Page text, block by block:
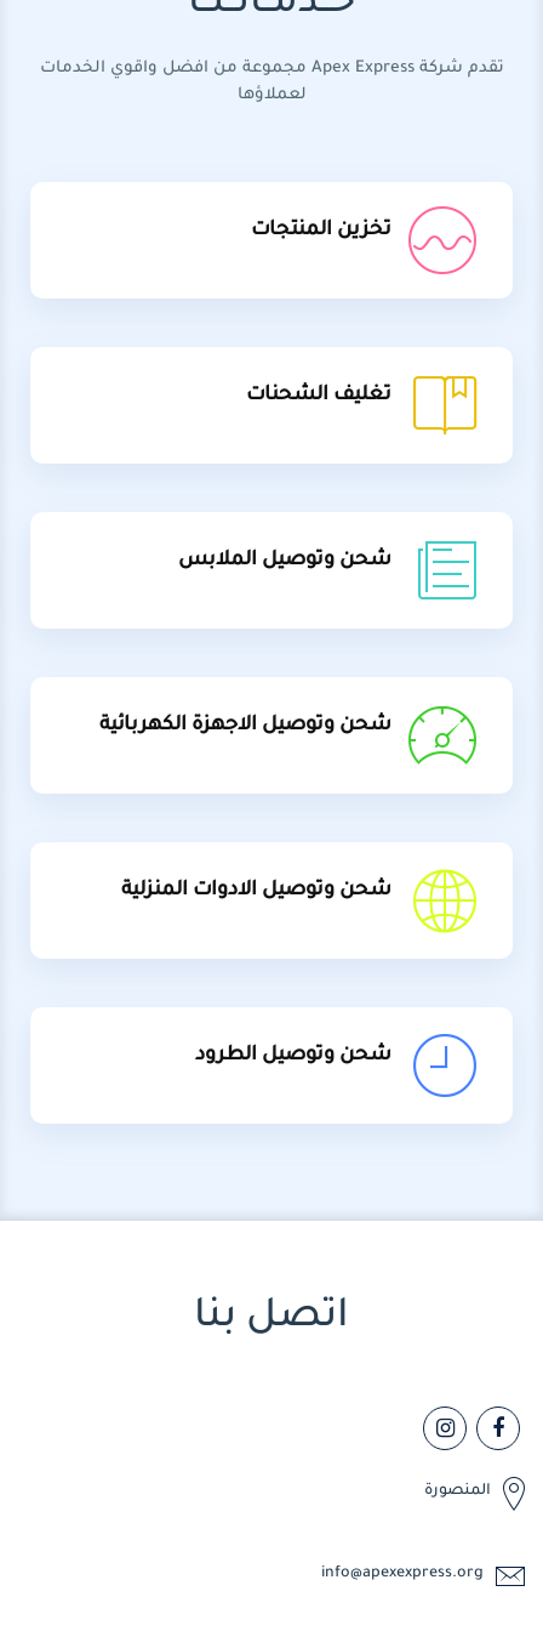
تقدم شركة Apex Express مجموعة من افضل واقوي الخدمات
لعملاؤها
تخزين المنتجات
تغليف الشحنات
شحن وتوصيل الملابس
شحن وتوصيل الاجهزة الكهربائية
شحن وتوصيل الادوات المنزلية
شحن وتوصيل الطرود
اتصل بنا
المنصورة
info@apexexpress.org